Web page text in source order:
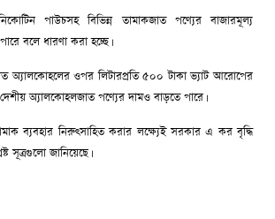
পাউচসহ বিভিন্ন তামাকজাত পণ্যের বাজারমূল্য
বলে ধারণা করা হচ্ছে।
অ্যালকোহলের ওপর লিটারপ্রতি ৫০০ টাকা ভ্যাট আরোপের
দেশীয় অ্যালকোহলজাত পণ্যের দামও বাড়তে পারে।
ব্যবহার নিরুৎসাহিত করার লক্ষ্যেই সরকার এ কর বৃদ্ধি
সূত্রগুলো জানিয়েছে।